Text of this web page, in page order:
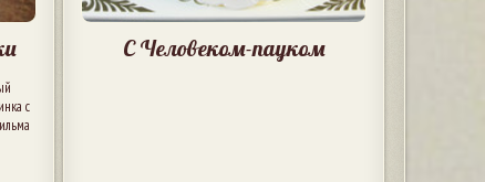
с
С Человеком-пауком